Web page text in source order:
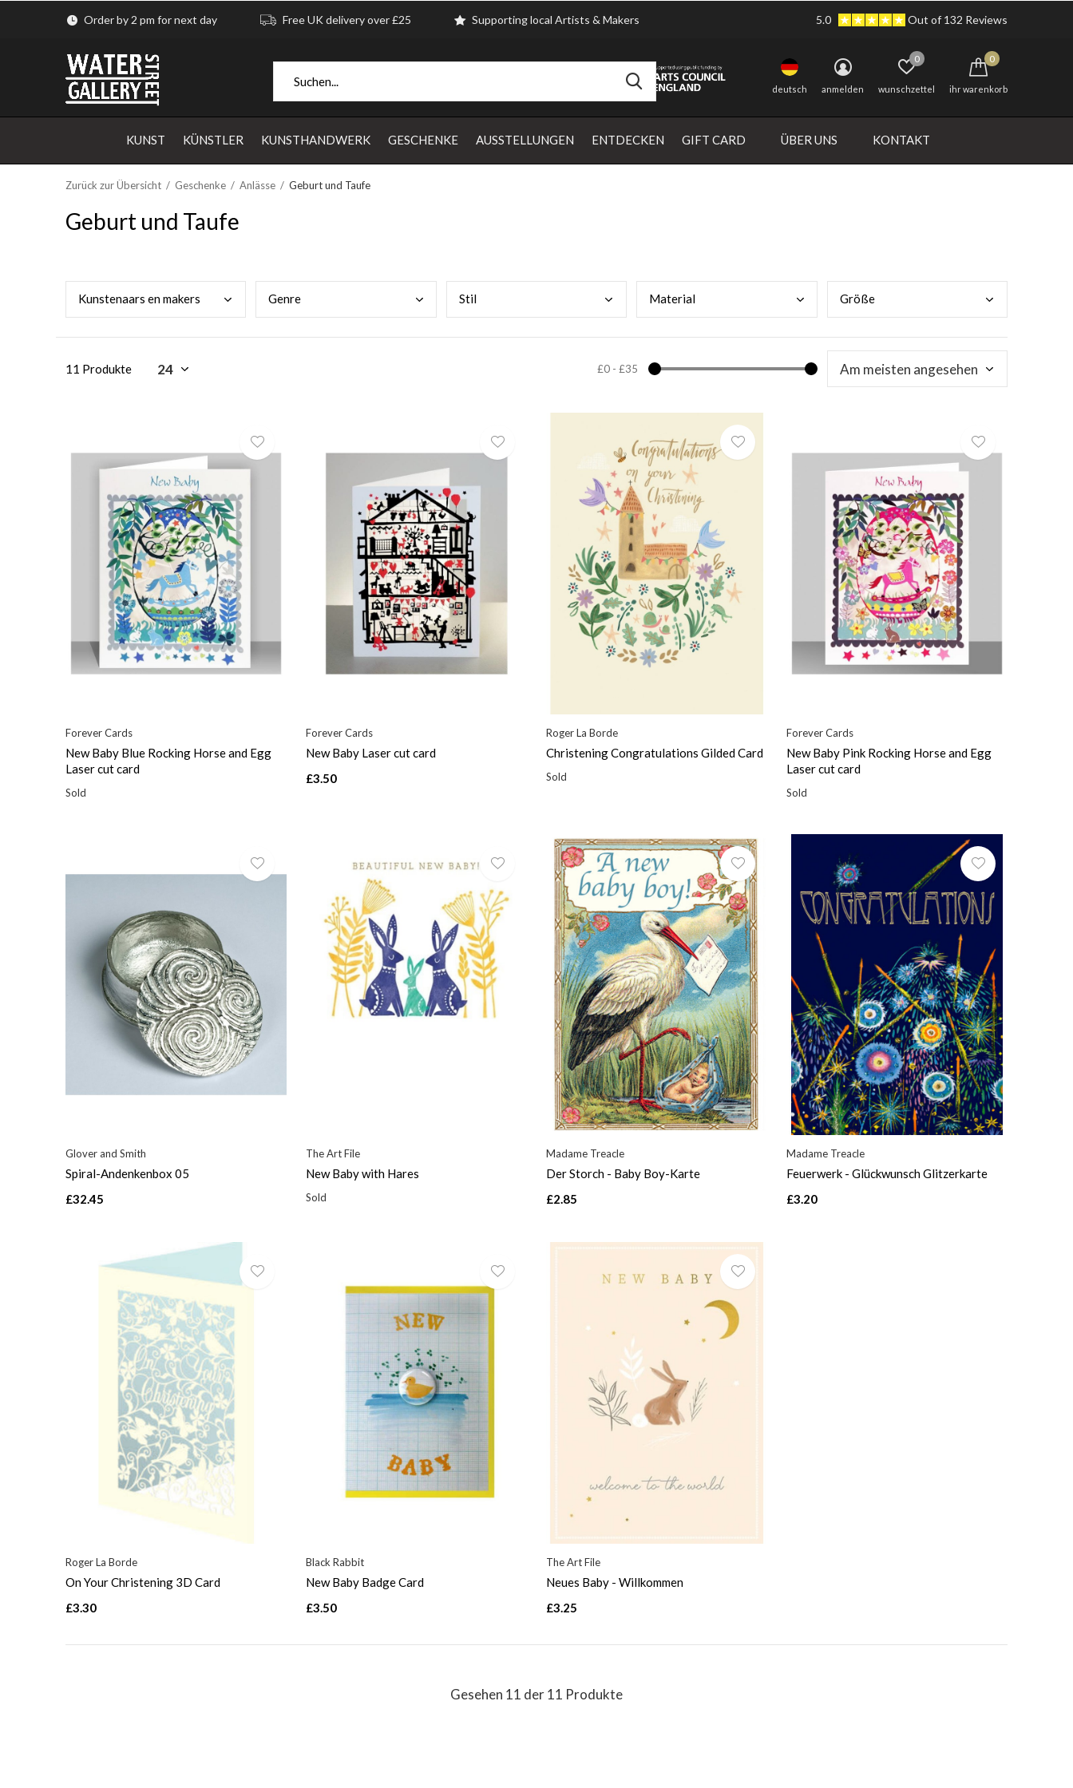
KUNST KÜNSTLER KUNSTHANDWERK GESCHENKE AUSSTELLUNGEN ENTDECKEN GIFT CARD ÜBER UNS KONTAKT
deutsch anmelden wunschzettel
0
ihr warenkorb
0
Order by 2 pm for next day Free UK delivery over £25 Supporting local Artists & Makers 5.0 Out of 132 Reviews
Zurück zur Übersicht Geschenke Anlässe Geburt und Taufe
Geburt und Taufe
Kunstenaars en makers Genre Stil Material Größe
11 Produkte £0- £35
Forever Cards
New Baby Blue Rocking Horse and Egg
Laser cut card
Sold
Forever Cards
New Baby Laser cut card
£3.50
Roger La Borde
Christening Congratulations Gilded Card
Sold
Forever Cards
New Baby Pink Rocking Horse and Egg
Laser cut card
Sold
Glover and Smith
Spiral-Andenkenbox 05
£32.45
The Art File
New Baby with Hares
Sold
Madame Treacle
Der Storch - Baby Boy-Karte
£2.85
Madame Treacle
Feuerwerk - Glückwunsch Glitzerkarte
£3.20
Roger La Borde
On Your Christening 3D Card
£3.30
Black Rabbit
New Baby Badge Card
£3.50
The Art File
Neues Baby - Willkommen
£3.25
Gesehen 11 der 11 Produkte